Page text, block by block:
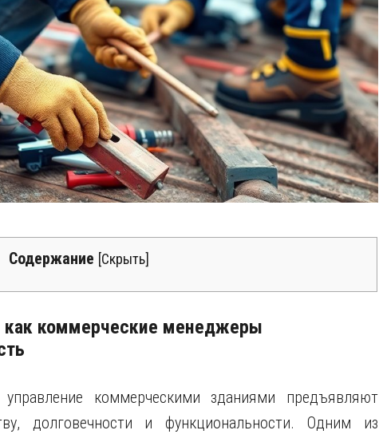
Содержание [Скрыть]
коммерческие менеджеры
коммерческими зданиями предъявляют
долговечности и функциональности. Одним из